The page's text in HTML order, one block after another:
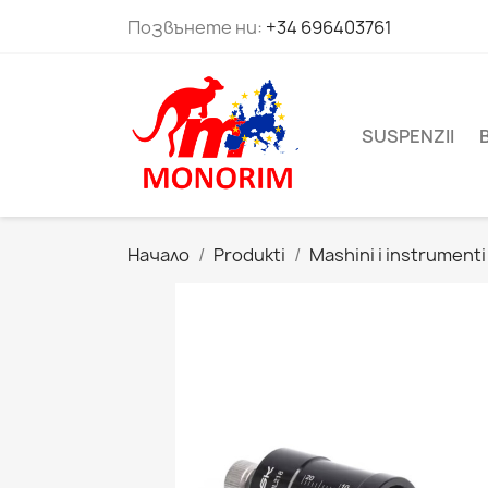
Позвънете ни: +34 696403761
SUSPENZII
Начало Produkti Mashini i instrumenti